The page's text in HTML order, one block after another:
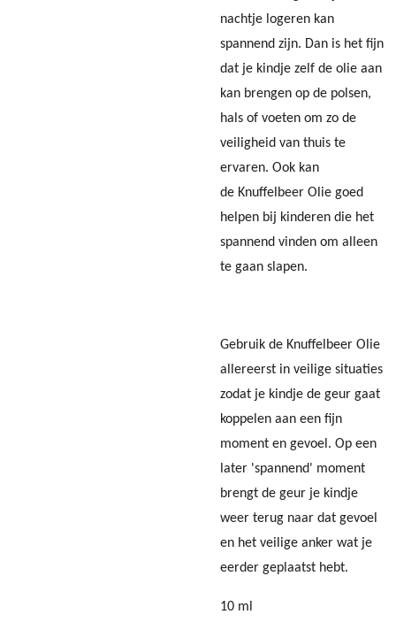
nachtje logeren kan
spannend zijn. Dan is het fijn
dat je kindje zelf de olie aan
kan brengen op de polsen,
hals of voeten om zo de
veiligheid van thuis te
ervaren. Ook kan
de Knuffelbeer Olie goed
helpen bij kinderen die het
spannend vinden om alleen
te gaan slapen.
Gebruik de Knuffelbeer Olie
allereerst in veilige situaties
zodat je kindje de geur gaat
koppelen aan een fijn
moment en gevoel. Op een
later 'spannend' moment
brengt de geur je kindje
weer terug naar dat gevoel
en het veilige anker wat je
eerder geplaatst hebt.
10 ml